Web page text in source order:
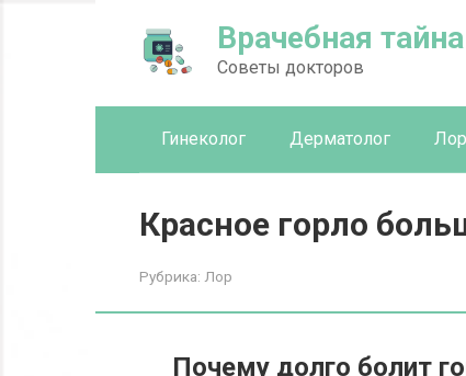
Врачебная тайна
Советы докторов
Гинеколог Дерматолог Лор
Красное горло
Рубрика: Лор
Почему долго болит